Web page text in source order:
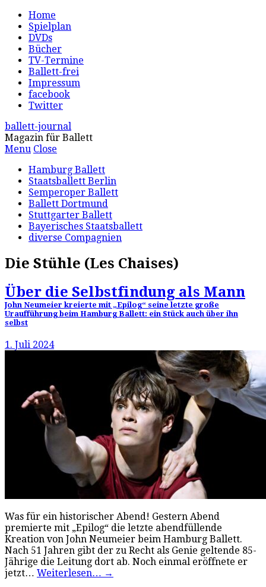
Home
Spielplan
DVDs
Bücher
TV-Termine
Ballett-frei
Impressum
facebook
Twitter
ballett-journal
Magazin für Ballett
Menu Close
Hamburg Ballett
Staatsballett Berlin
Semperoper Ballett
Ballett Dortmund
Stuttgarter Ballett
Bayerisches Staatsballett
diverse Compagnien
Die Stühle (Les Chaises)
Über die Selbstfindung als Mann
John Neumeier kreierte mit „Epilog“ seine letzte große
Uraufführung beim Hamburg Ballett: ein Stück auch über ihn
selbst
1. Juli 2024
Was für ein historischer Abend! Gestern Abend
premierte mit „Epilog“ die letzte abendfüllende
Kreation von John Neumeier beim Hamburg Ballett.
Nach 51 Jahren gibt der zu Recht als Genie geltende 85-
Jährige die Leitung dort ab. Noch einmal eröffnete er
jetzt… Weiterlesen… →